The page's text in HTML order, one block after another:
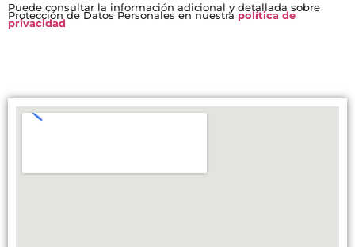
Puede consultar la información adicional y detallada sobre
Protección de Datos Personales en nuestra política de
privacidad